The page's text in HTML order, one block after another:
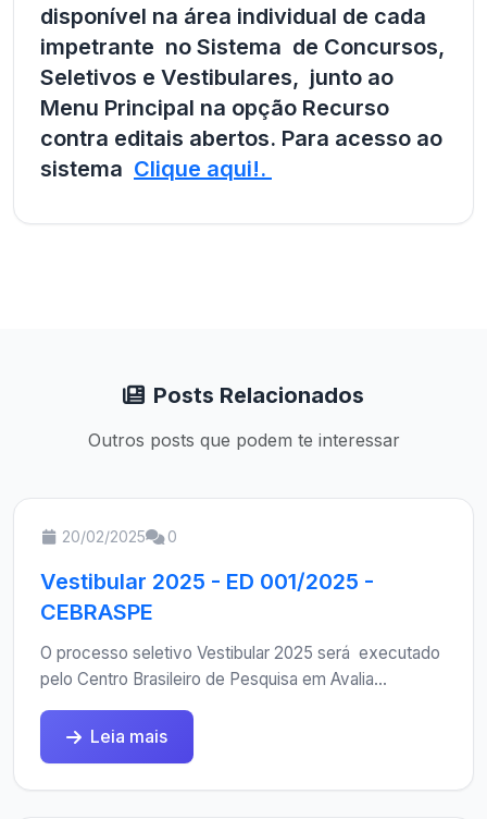
disponível na área individual de cada
impetrante no Sistema de Concursos,
Seletivos e Vestibulares, junto ao
Menu Principal na opção Recurso
contra editais abertos. Para acesso ao
sistema Clique aqui!.
Posts Relacionados
Outros posts que podem te interessar
20/02/2025 0
Vestibular 2025 - ED 001/2025 -
CEBRASPE
O processo seletivo Vestibular 2025 será executado
pelo Centro Brasileiro de Pesquisa em Avalia...
Leia mais